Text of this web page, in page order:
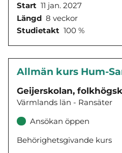
Start 11 jan. 2027
Längd 8 veckor
Studietakt 100 %
Allmän kurs Hum-
Geijerskolan,
Värmlands län - Ransäter
Ansökan öppen
Behörighetsgivande kurs